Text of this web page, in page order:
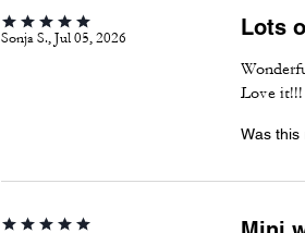
Sonja S., Jul 05, 2026 Lots
Love it!!!
Was this